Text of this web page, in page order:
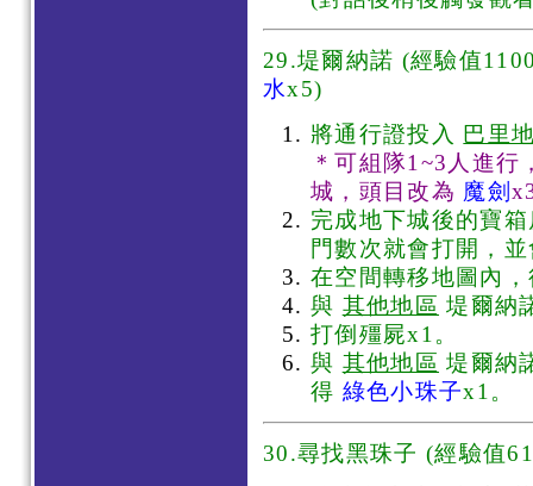
29.堤爾納諾 (經驗值
水x5)
將通行證投入 巴里
＊可組隊1~3人進
城，頭目改為 魔劍
完成地下城後的寶
門數次就會打開，
在空間轉移地圖內
與 其他地區 堤爾納
打倒殭屍x1。
與 其他地區 堤爾納
得 綠色小珠子x1。
30.尋找黑珠子 (經驗值